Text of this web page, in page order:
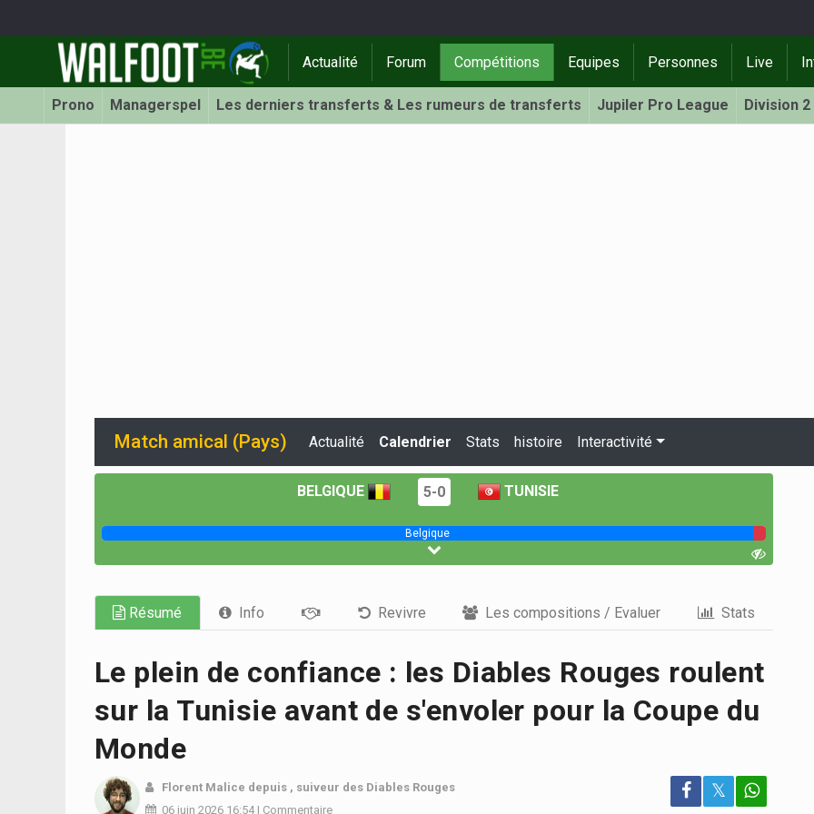
Actualité Forum Compétitions Equipes Personnes Live
Prono Managerspel Les derniers transferts & Les rumeurs de transferts Jupiler Pro League Division 2
Match amical (Pays) Actualité Calendrier Stats histoire Interactivité
BELGIQUE 5-0 TUNISIE
Belgique
Résumé Info Revivre Les compositions / Evaluer Stats
Le plein de confiance : les Diables Rouges roulent
sur la Tunisie avant de s'envoler pour la Coupe du
Monde
Florent Malice depuis , suiveur des Diables Rouges
06 juin 2026 16:54| Commentaire
𝕏